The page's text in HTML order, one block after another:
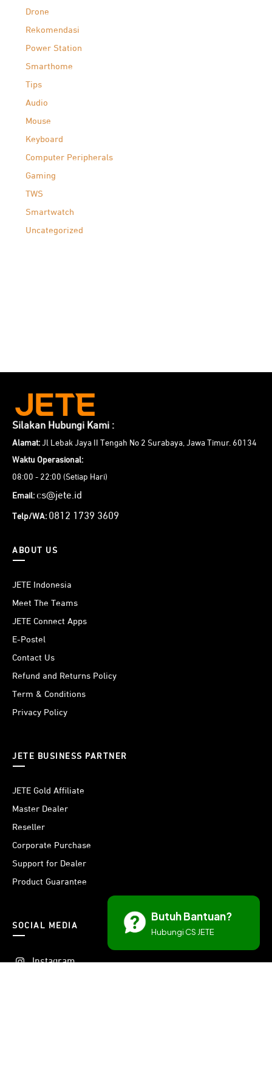
Drone
Rekomendasi
Power Station
Smarthome
Tips
Audio
Mouse
Keyboard
Computer Peripherals
Gaming
TWS
Smartwatch
Uncategorized
Silakan Hubungi Kami :
Alamat: Jl Lebak Jaya II Tengah No 2 Surabaya, Jawa Timur. 60134
Waktu Operasional:
08:00 - 22:00 (Setiap Hari)
Email: cs@jete.id
Telp/WA: 0812 1739 3609
ABOUT US
JETE Indonesia
Meet The Teams
JETE Connect Apps
E-Postel
Contact Us
Refund and Returns Policy
Term & Conditions
Privacy Policy
JETE BUSINESS PARTNER
JETE Gold Affiliate
Master Dealer
Reseller
Corporate Purchase
Support for Dealer
Product Guarantee
SOCIAL MEDIA
Instagram
Butuh Bantuan?
Hubungi CS JETE